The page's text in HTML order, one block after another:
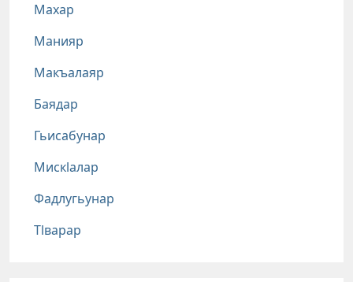
Махар
Манияр
Макъалаяр
Баядар
Гьисабунар
Мискlалар
Фадлугьунар
Тlварар